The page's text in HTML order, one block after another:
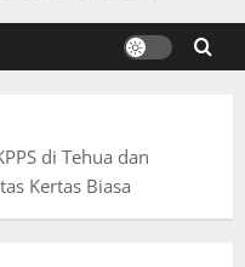
di Tehua dan
Kertas Biasa